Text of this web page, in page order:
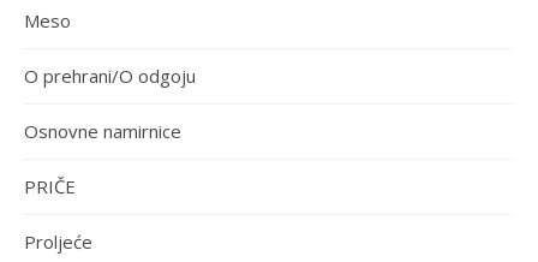
Meso
O prehrani/O odgoju
Osnovne namirnice
PRIČE
Proljeće